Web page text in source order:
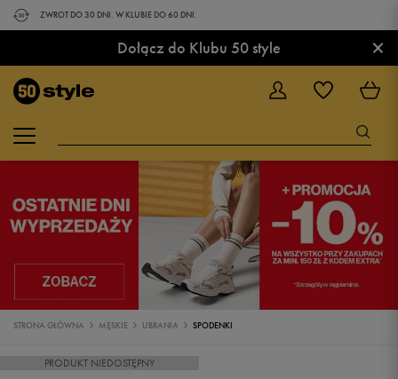
ZWROT DO 30 DNI. W KLUBIE DO 60 DNI.
Dołącz do Klubu 50 style ×
STRONA GŁÓWNA MĘSKIE UBRANIA SPODENKI
PRODUKT NIEDOSTĘPNY